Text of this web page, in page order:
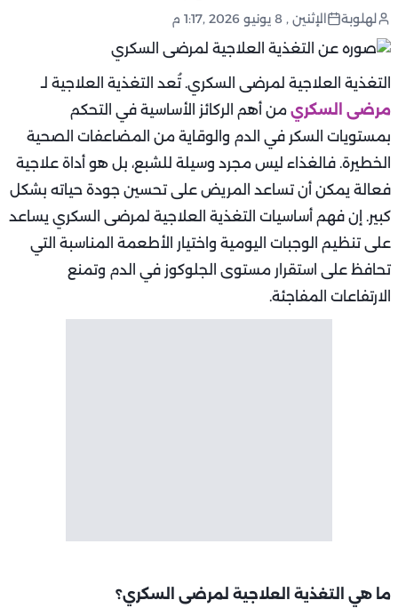
لهلوبة الإثنين , 8 يونيو 2026 ,1:17 م
التغذية العلاجية لمرضى السكري. تُعد التغذية العلاجية لـ
مرضى السكري من أهم الركائز الأساسية في التحكم
بمستويات السكر في الدم والوقاية من المضاعفات الصحية
الخطيرة. فالغذاء ليس مجرد وسيلة للشبع، بل هو أداة علاجية
فعالة يمكن أن تساعد المريض على تحسين جودة حياته بشكل
كبير. إن فهم أساسيات التغذية العلاجية لمرضى السكري يساعد
على تنظيم الوجبات اليومية واختيار الأطعمة المناسبة التي
تحافظ على استقرار مستوى الجلوكوز في الدم وتمنع
الارتفاعات المفاجئة.
ما هي التغذية العلاجية لمرضى السكري؟